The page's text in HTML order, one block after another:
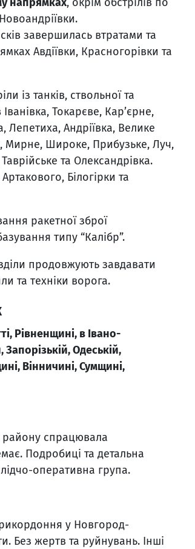
завершилась втратами та
Авдіївки, Красногорівки та
із танків, ствольної та
Токарєве, Кар’єрне,
Лепетиха, Андріївка, Велике
Мирне, Широке, Прибузьке, Луч,
та Олександрівка.
Білогірки та
ракетної зброї
типу “Калібр”.
продовжують завдавати
та техніки ворога.
Рівненщині, в Івано-
Запорізькій, Одеській,
Вінничині, Сумщині,
району спрацювала
Подробиці та детальна
оперативна група.
у Новгород-
Без жертв та руйнувань. Інші